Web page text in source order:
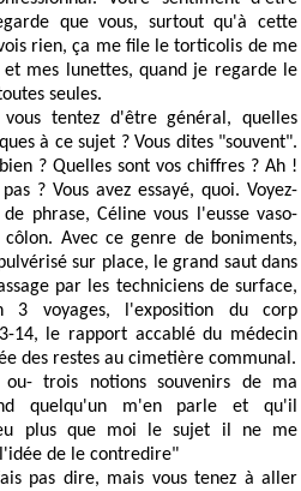
que vous, surtout qu'à cette
rien, ça me file le torticolis de me
et mes lunettes, quand je regarde le
seules.
vous tentez d'être général, quelles
à ce sujet ? Vous dites "souvent".
? Quelles sont vos chiffres ? Ah !
? Vous avez essayé, quoi. Voyez-
phrase, Céline vous l'eusse vaso-
Avec ce genre de boniments,
sur place, le grand saut dans
par les techniciens de surface,
3 voyages, l'exposition du corp
14, le rapport accablé du médecin
des restes au cimetière communal.
ou- trois notions souvenirs de ma
quelqu'un m'en parle et qu'il
plus que moi le sujet il ne me
de le contredire"
pas dire, mais vous tenez à aller